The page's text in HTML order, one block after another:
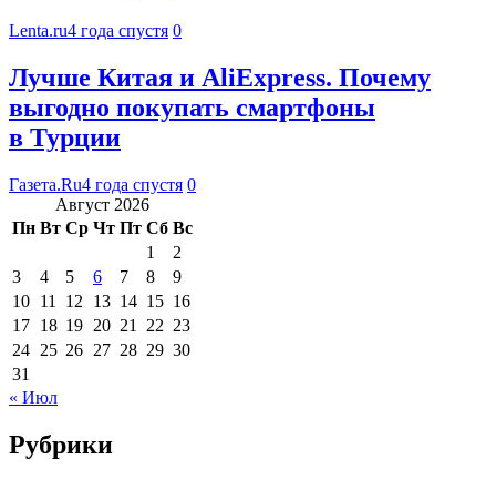
Lenta.ru4 года спустя 0
Лучше Китая и AliExpress. Почему
выгодно покупать смартфоны
в Турции
Газета.Ru4 года спустя 0
Август 2026
Пн Вт Ср Чт Пт Сб Вс
1
2
3
4 5 6 7 8
9
10 11 12 13 14 15 16
17 18 19 20 21 22 23
24 25 26 27 28 29 30
31
« Июл
Рубрики